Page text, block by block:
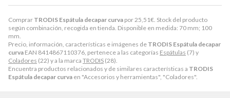
Comprar TRODIS Espátula decapar curva por25,51€. Stock del producto
según combinación, recogida en tienda. Disponible en medida: 70 mm; 100
mm.
Precio, información, características e imágenes de TRODIS Espátula decapar
curva EAN 8414867110376, pertenece a las categorías Espátulas (7) y
Coladores (22) y a la marca TRODIS (28).
Encuentra productos relacionados y de similares características a TRODIS
Espátula decapar curva en "Accesorios y herramientas", "Coladores".